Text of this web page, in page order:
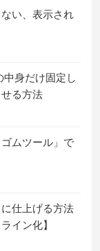
い、表示され
中身だけ固定し
る方法
ゴムツール」で
仕上げる方法
イン化】